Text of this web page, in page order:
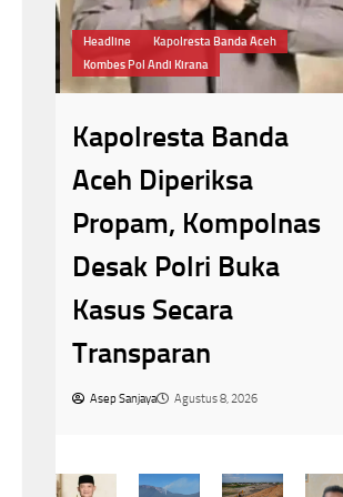
Bahan Baku Air Bersih
Headline
Musim Kemarau
Perumda Tirta Khayangan
Kemarau Kian
Terasa,Pasokan Bahan
Baku Air Bersih di
Sungai Penuh Anjlok
40 Persen
Asep Sanjaya Agustus 8, 2026